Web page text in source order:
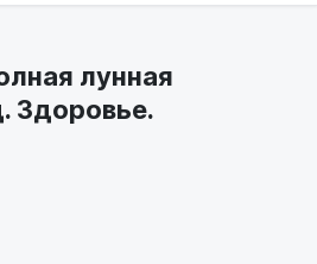
лунная
Здоровье.